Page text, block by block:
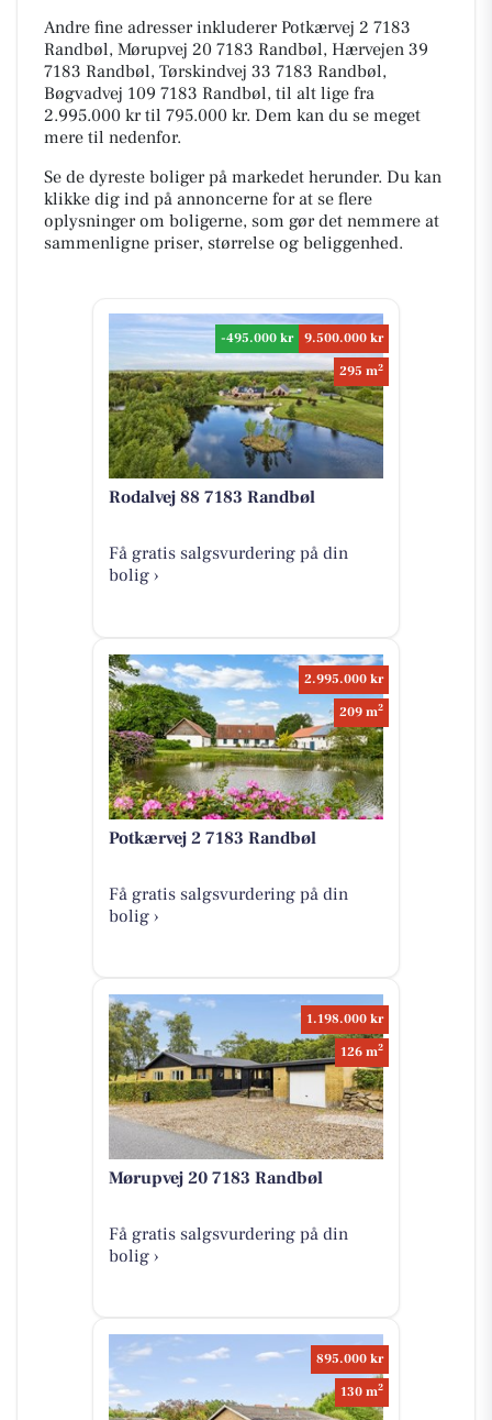
Andre fine adresser inkluderer Potkærvej 2 7183
Randbøl, Mørupvej 20 7183 Randbøl, Hærvejen 39
7183 Randbøl, Tørskindvej 33 7183 Randbøl,
Bøgvadvej 109 7183 Randbøl, til alt lige fra
2.995.000 kr til 795.000 kr. Dem kan du se meget
mere til nedenfor.
Se de dyreste boliger på markedet herunder. Du kan
klikke dig ind på annoncerne for at se flere
oplysninger om boligerne, som gør det nemmere at
sammenligne priser, størrelse og beliggenhed.
-495.000 kr
9.500.000 kr
295 m2
Rodalvej 88 7183 Randbøl
Få gratis salgsvurdering på din
bolig ›
2.995.000 kr
209 m2
Potkærvej 2 7183 Randbøl
Få gratis salgsvurdering på din
bolig ›
1.198.000 kr
126 m2
Mørupvej 20 7183 Randbøl
Få gratis salgsvurdering på din
bolig ›
895.000 kr
130 m2